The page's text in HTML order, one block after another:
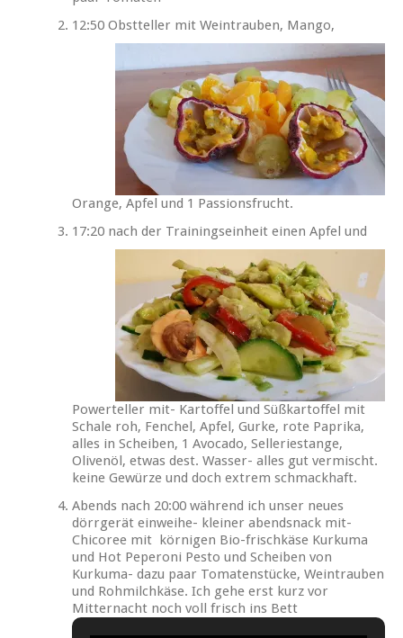
12:50 Obstteller mit Weintrauben, Mango,
Orange, Apfel und 1 Passionsfrucht.
17:20 nach der Trainingseinheit einen Apfel und
Powerteller mit- Kartoffel und Süßkartoffel mit
Schale roh, Fenchel, Apfel, Gurke, rote Paprika,
alles in Scheiben, 1 Avocado, Selleriestange,
Olivenöl, etwas dest. Wasser- alles gut vermischt.
keine Gewürze und doch extrem schmackhaft.
Abends nach 20:00 während ich unser neues
dörrgerät einweihe- kleiner abendsnack mit-
Chicoree mit körnigen Bio-frischkäse Kurkuma
und Hot Peperoni Pesto und Scheiben von
Kurkuma- dazu paar Tomatenstücke, Weintrauben
und Rohmilchkäse. Ich gehe erst kurz vor
Mitternacht noch voll frisch ins Bett